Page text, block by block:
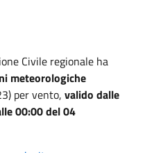
Civile regionale ha
meteorologiche
per vento, valido dalle
00:00 del 04